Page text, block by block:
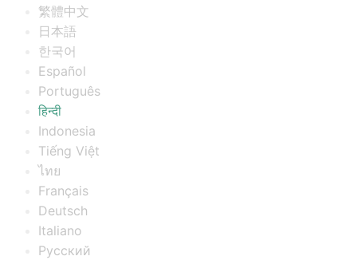
繁體中文
日本語
한국어
Español
Português
हिन्दी
Indonesia
Tiếng Việt
ไทย
Français
Deutsch
Italiano
Русский